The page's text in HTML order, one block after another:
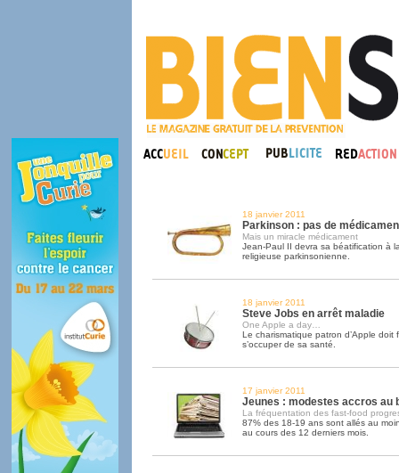
18 janvier 2011
Parkinson : pas de
Mais un miracle médicament
Jean-Paul II devra sa béatification à
religieuse parkinsonienne.
18 janvier 2011
Steve Jobs en arrêt maladie
One Apple a day…
Le charismatique patron d’Apple
s’occuper de sa santé.
17 janvier 2011
Jeunes : modestes accros au
La fréquentation des fast-food
87% des 18-19 ans sont allés au
au cours des 12 derniers mois.